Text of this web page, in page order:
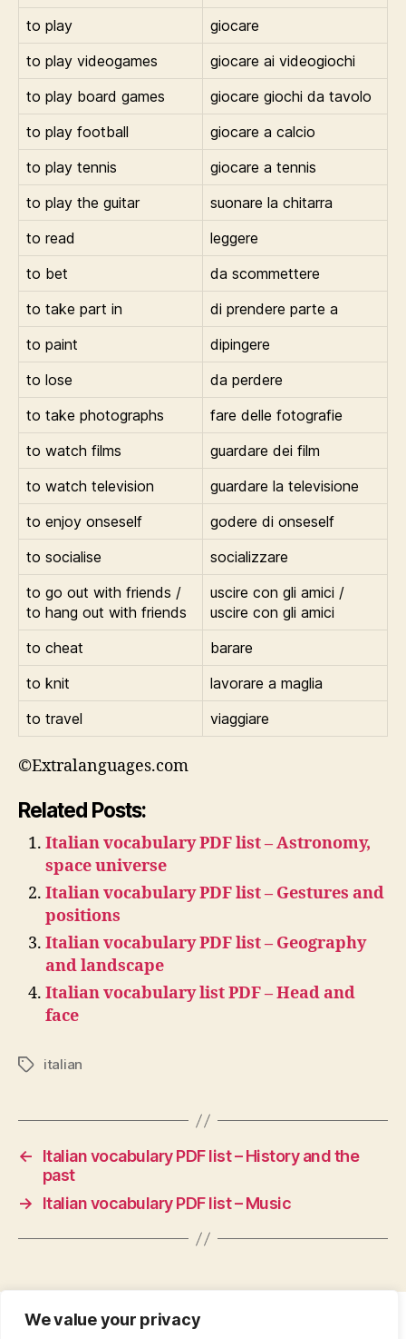
We value your privacy
to play
giocare
to play videogames
giocare ai videogiochi
to play board games
giocare giochi da tavolo
to play football
giocare a calcio
to play tennis
giocare a tennis
to play the guitar
suonare la chitarra
to read
leggere
to bet
da scommettere
to take part in
di prendere parte a
to paint
dipingere
to lose
da perdere
to take photographs
fare delle fotografie
to watch films
guardare dei film
to watch television
guardare la televisione
to enjoy onseself
godere di onseself
to socialise
socializzare
to go out with friends /
to hang out with friends
uscire con gli amici /
uscire con gli amici
to cheat
barare
to knit
lavorare a maglia
to travel
viaggiare
©Extralanguages.com
Related Posts:
Italian vocabulary PDF list – Astronomy,
space universe
Italian vocabulary PDF list – Gestures and
positions
Italian vocabulary PDF list – Geography
and landscape
Italian vocabulary list PDF – Head and
face
Tagsitalian
←
Italian vocabulary PDF list – History and the
past
→
Italian vocabulary PDF list – Music
CONTACT •ABOUT•PRIVACY POLICY